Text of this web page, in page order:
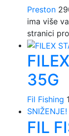
Preston
ima više
stranici
35G
Fil Fishing
SNIŽENJE!
FIL